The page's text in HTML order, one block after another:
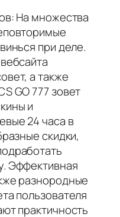
На множества
при деле.
а также
GO 777 зовет
и
24 часа в
скидки,
Эффективная
разнородные
пользователя
практичность